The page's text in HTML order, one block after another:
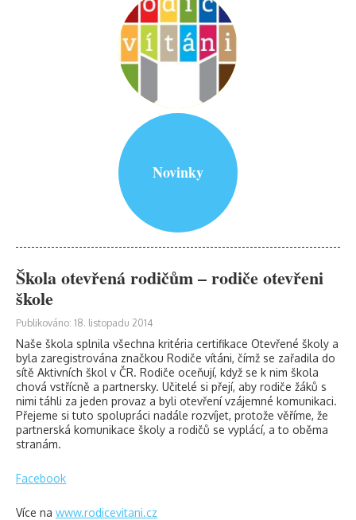
Novinky
Škola otevřená rodičům – rodiče otevřeni
škole
Publikováno: 18. listopadu 2014
Naše škola splnila všechna kritéria certifikace Otevřené školy a
byla zaregistrována značkou Rodiče vítáni, čímž se zařadila do
sítě Aktivních škol v ČR. Rodiče oceňují, když se k nim škola
chová vstřícně a partnersky. Učitelé si přejí, aby rodiče žáků s
nimi táhli za jeden provaz a byli otevření vzájemné komunikaci.
Přejeme si tuto spolupráci nadále rozvíjet, protože věříme, že
partnerská komunikace školy a rodičů se vyplácí, a to oběma
stranám.
Facebook
Více na www.rodicevitani.cz